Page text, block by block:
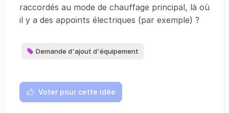
raccordés au mode de chauffage principal, là où
il y a des appoints électriques (par exemple) ?
Demande d'ajout d'équipement
Voter pour cette idée